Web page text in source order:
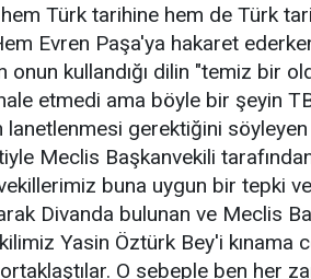
Türk tarihine hem de Türk
Evren Paşa'ya hakaret
onun kullandığı dilin "temiz bir
etmedi ama böyle bir şeyin
lanetlenmesi gerektiğini
Meclis Başkanvekili
buna uygun bir tepki
Divanda bulunan ve Meclis
Yasin Öztürk Bey'i kınama
O sebeple ben her